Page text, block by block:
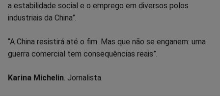
a estabilidade social e o emprego em diversos polos
industriais da China”.
“A China resistirá até o fim. Mas que não se enganem: uma
guerra comercial tem consequências reais”.
Karina Michelin . Jornalista.